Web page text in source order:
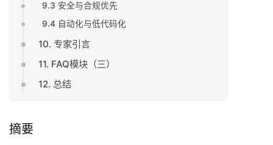
9.3 安全与合规优先
9.4 自动化与低代码化
10. 专家引言
11. FAQ模块（三）
12. 总结
摘要